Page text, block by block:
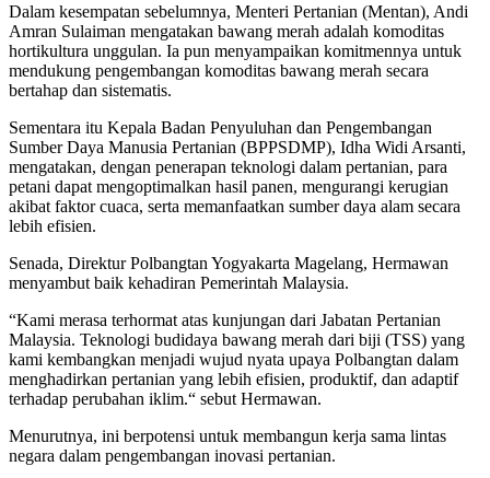
Dalam kesempatan sebelumnya, Menteri Pertanian (Mentan), Andi
Amran Sulaiman mengatakan bawang merah adalah komoditas
hortikultura unggulan. Ia pun menyampaikan komitmennya untuk
mendukung pengembangan komoditas bawang merah secara
bertahap dan sistematis.
Sementara itu Kepala Badan Penyuluhan dan Pengembangan
Sumber Daya Manusia Pertanian (BPPSDMP), Idha Widi Arsanti,
mengatakan, dengan penerapan teknologi dalam pertanian, para
petani dapat mengoptimalkan hasil panen, mengurangi kerugian
akibat faktor cuaca, serta memanfaatkan sumber daya alam secara
lebih efisien.
Senada, Direktur Polbangtan Yogyakarta Magelang, Hermawan
menyambut baik kehadiran Pemerintah Malaysia.
“Kami merasa terhormat atas kunjungan dari Jabatan Pertanian
Malaysia. Teknologi budidaya bawang merah dari biji (TSS) yang
kami kembangkan menjadi wujud nyata upaya Polbangtan dalam
menghadirkan pertanian yang lebih efisien, produktif, dan adaptif
terhadap perubahan iklim.“ sebut Hermawan.
Menurutnya, ini berpotensi untuk membangun kerja sama lintas
negara dalam pengembangan inovasi pertanian.